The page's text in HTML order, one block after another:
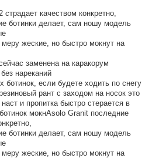
качеством конкретно,
ботинки делает, сам ношу модель
жеские, но быстро мокнут на
заменена на каракорум
нареканий
ботинок, если будете ходить по снегу
рант с заходом на носок это
и пропитка быстро стерается в
мокнAsolo Granit последние
ботинки делает, сам ношу модель
жеские, но быстро мокнут на